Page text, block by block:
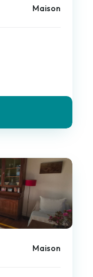
Maison
Maison